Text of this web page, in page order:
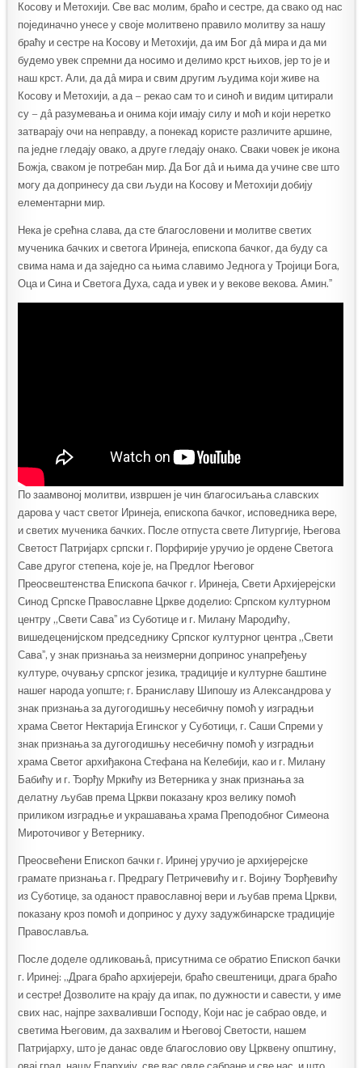
Косову и Метохији. Све вас молим, браћо и сестре, да свако од нас
појединачно унесе у своје молитвено правило молитву за нашу
браћу и сестре на Косову и Метохији, да им Бог дâ мира и да ми
будемо увек спремни да носимо и делимо крст њихов, јер то је и
наш крст. Али, да дâ мира и свим другим људима који живе на
Косову и Метохији, а да – рекао сам то и синоћ и видим цитирали
су – дâ разумевања и онима који имају силу и моћ и који неретко
затварају очи на неправду, а понекад користе различите аршине,
па једне гледају овако, а друге гледају онако. Сваки човек је икона
Божја, сваком је потребан мир. Да Бог дâ и њима да учине све што
могу да допринесу да сви људи на Косову и Метохији добију
елементарни мир.
Нека је срећна слава, да сте благословени и молитве светих
мученика бачких и светога Иринеја, епископа бачког, да буду са
свима нама и да заједно са њима славимо Једнога у Тројици Бога,
Оца и Сина и Светога Духа, сада и увек и у векове векова. Амин.ˮ
По заамвоној молитви, извршен је чин благосиљања славских
дарова у част светог Иринеја, епископа бачког, исповедника вере,
и светих мученика бачких. После отпуста свете Литургије, Његова
Светост Патријарх српски г. Порфирије уручио је ордене Светога
Саве другог степена, које је, на Предлог Његовог
Преосвештенства Епископа бачког г. Иринеја, Свети Архијерејски
Синод Српске Православне Цркве доделио: Српском културном
центру „Свети Саваˮ из Суботице и г. Милану Мародићу,
вишедеценијском председнику Српског културног центра „Свети
Саваˮ, у знак признања за неизмерни допринос унапређењу
културе, очувању српског језика, традиције и културне баштине
нашег народа уопште; г. Браниславу Шипошу из Александрова у
знак признања за дугогодишњу несебичну помоћ у изградњи
храма Светог Нектарија Егинског у Суботици, г. Саши Спреми у
знак признања за дугогодишњу несебичну помоћ у изградњи
храма Светог архиђакона Стефана на Келебији, као и г. Милану
Бабићу и г. Ђорђу Мркићу из Ветерника у знак признања за
делатну љубав према Цркви показану кроз велику помоћ
приликом изградње и украшавања храма Преподобног Симеона
Мироточивог у Ветернику.
Преосвећени Епископ бачки г. Иринеј уручио је архијерејске
грамате признања г. Предрагу Петричевићу и г. Војину Ђорђевићу
из Суботице, за оданост православној вери и љубав према Цркви,
показану кроз помоћ и допринос у духу задужбинарске традиције
Православља.
После доделе одликовањâ, присутнима се обратио Епископ бачки
г. Иринеј: „Драга браћо архијереји, браћо свештеници, драга браћо
и сестре! Дозволите на крају да ипак, по дужности и савести, у име
свих нас, најпре захваливши Господу, Који нас је сабрао овде, и
светима Његовим, да захвалим и Његовој Светости, нашем
Патријарху, што је данас овде благословио ову Црквену општину,